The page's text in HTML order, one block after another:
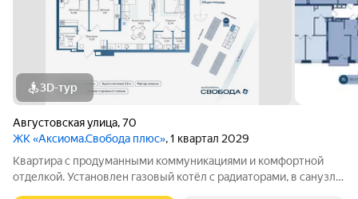
3D-тур
Августовская улица,70
ЖК «Аксиома.Свобода плюс», 1 квартал 2029
Квартира с продуманными коммуникациями и комфортной
отделкой. Установлен газовый котёл с радиаторами, в санузле